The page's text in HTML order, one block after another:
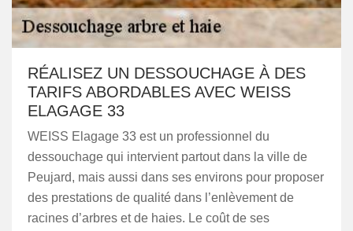
RÉALISEZ UN DESSOUCHAGE À DES
TARIFS ABORDABLES AVEC WEISS
ELAGAGE 33
WEISS Elagage 33 est un professionnel du
dessouchage qui intervient partout dans la ville de
Peujard, mais aussi dans ses environs pour proposer
des prestations de qualité dans l’enlèvement de
racines d’arbres et de haies. Le coût de ses